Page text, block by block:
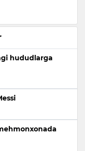
hududlarga